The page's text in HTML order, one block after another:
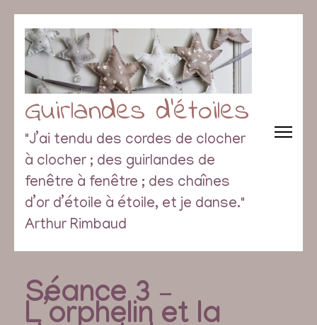
Guirlandes d’étoiles
"J’ai tendu des cordes de clocher
à clocher ; des guirlandes de
fenêtre à fenêtre ; des chaînes
d’or d’étoile à étoile, et je danse."
Arthur Rimbaud
Séance 3 –
L’orphelin et la